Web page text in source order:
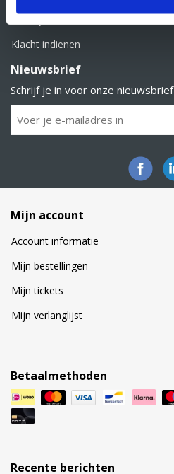
Klacht indienen
Nieuwsbrief
Schrijf je in voor onze nieuwsbrief
Mijn account
Account informatie
Mijn bestellingen
Mijn tickets
Mijn verlanglijst
Betaalmethoden
Recente berichten